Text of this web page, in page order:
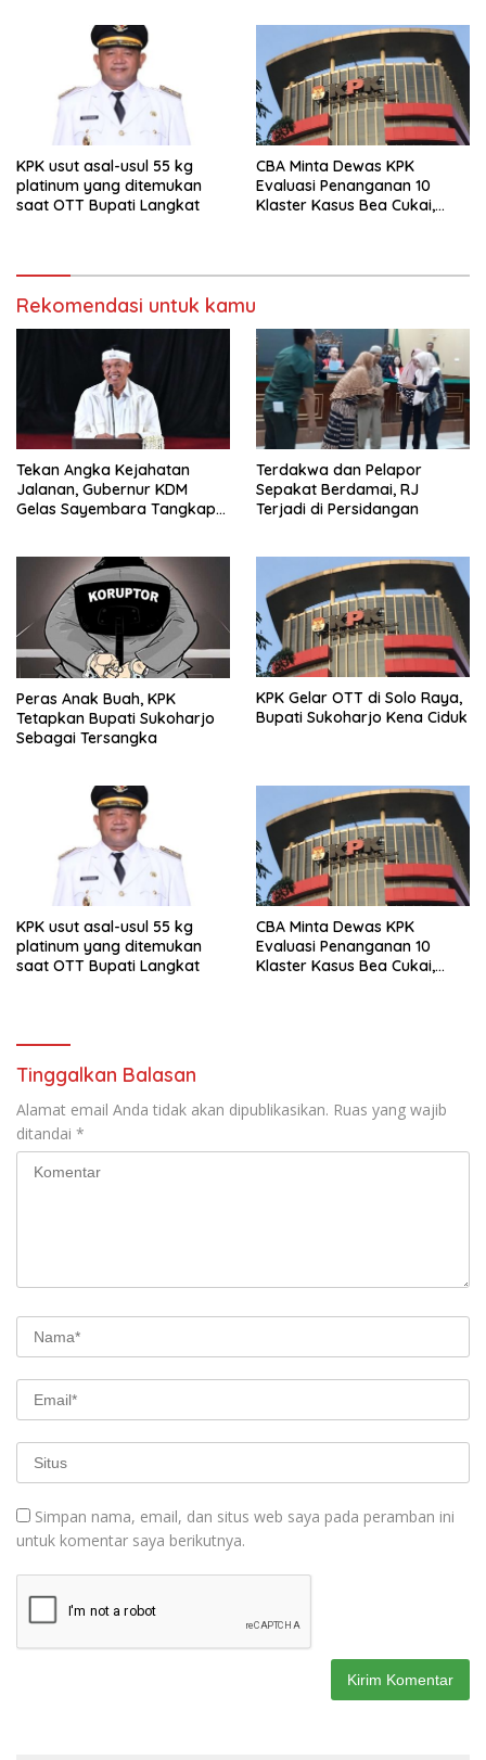
KPK usut asal-usul 55 kg
platinum yang ditemukan
saat OTT Bupati Langkat
CBA Minta Dewas KPK
Evaluasi Penanganan 10
Klaster Kasus Bea Cukai,
Rekomendasi untuk kamu
Tekan Angka Kejahatan
Jalanan, Gubernur KDM
Gelas Sayembara Tangkap
Terdakwa dan Pelapor
Sepakat Berdamai, RJ
Terjadi di Persidangan
Peras Anak Buah, KPK
Tetapkan Bupati Sukoharjo
Sebagai Tersangka
KPK Gelar OTT di Solo Raya,
Bupati Sukoharjo Kena Ciduk
KPK usut asal-usul 55 kg
platinum yang ditemukan
saat OTT Bupati Langkat
CBA Minta Dewas KPK
Evaluasi Penanganan 10
Klaster Kasus Bea Cukai,
Tinggalkan Balasan
Alamat email Anda tidak akan dipublikasikan. Ruas yang wajib
ditandai *
Simpan nama, email, dan situs web saya pada peramban ini
untuk komentar saya berikutnya.